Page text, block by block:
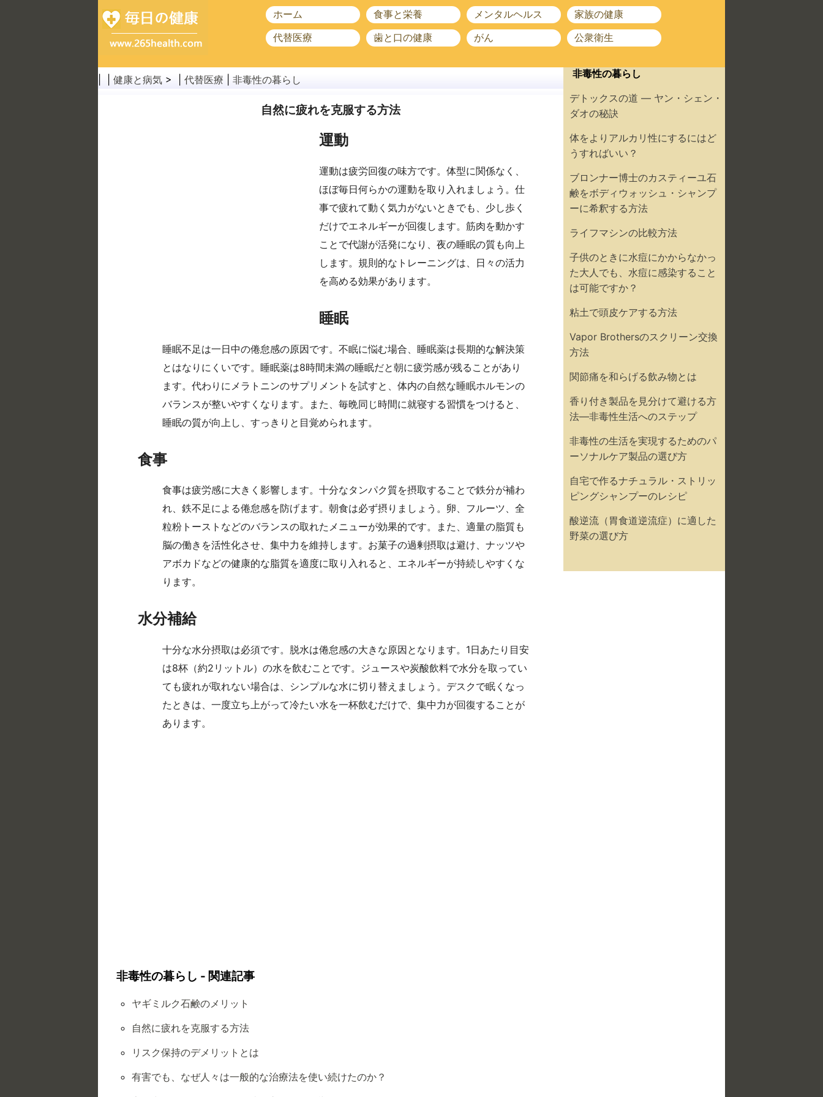
ホーム 食事と栄養 メンタルヘルス
家族の健康
代替医療
歯と口の健康 がん 公衆衛生
健康と病気 > | 代替医療 非毒性の暮らし
自然に疲れを克服する方法
運動
運動は疲労回復の味方です。体型に関係なく、
ほぼ毎日何らかの運動を取り入れましょう。仕
事で疲れて動く気力がないときでも、少し歩く
だけでエネルギーが回復します。筋肉を動かす
ことで代謝が活発になり、夜の睡眠の質も向上
します。規則的なトレーニングは、日々の活力
を高める効果があります。
睡眠
睡眠不足は一日中の倦怠感の原因です。不眠に悩む場合、睡眠薬は長期的な解決策
とはなりにくいです。睡眠薬は8時間未満の睡眠だと朝に疲労感が残ることがあり
ます。代わりにメラトニンのサプリメントを試すと、体内の自然な睡眠ホルモンの
バランスが整いやすくなります。また、毎晩同じ時間に就寝する習慣をつけると、
睡眠の質が向上し、すっきりと目覚められます。
食事
食事は疲労感に大きく影響します。十分なタンパク質を摂取することで鉄分が補わ
れ、鉄不足による倦怠感を防げます。朝食は必ず摂りましょう。卵、フルーツ、全
粒粉トーストなどのバランスの取れたメニューが効果的です。また、適量の脂質も
脳の働きを活性化させ、集中力を維持します。お菓子の過剰摂取は避け、ナッツや
アボカドなどの健康的な脂質を適度に取り入れると、エネルギーが持続しやすくな
ります。
水分補給
十分な水分摂取は必須です。脱水は倦怠感の大きな原因となります。1日あたり目安
は8杯（約2リットル）の水を飲むことです。ジュースや炭酸飲料で水分を取ってい
ても疲れが取れない場合は、シンプルな水に切り替えましょう。デスクで眠くなっ
たときは、一度立ち上がって冷たい水を一杯飲むだけで、集中力が回復することが
あります。
非毒性の暮らし - 関連記事
ヤギミルク石鹸のメリット
自然に疲れを克服する方法
リスク保持のデメリットとは
有害でも、なぜ人々は一般的な治療法を使い続けたのか？
非毒性の暮らし
デトックスの道 ― ヤン・シェン・
ダオの秘訣
体をよりアルカリ性にするにはど
うすればいい？
ブロンナー博士のカスティーユ石
鹸をボディウォッシュ・シャンプ
ーに希釈する方法
ライフマシンの比較方法
子供のときに水痘にかからなかっ
た大人でも、水痘に感染すること
は可能ですか？
粘土で頭皮ケアする方法
Vapor Brothersのスクリーン交換
方法
関節痛を和らげる飲み物とは
香り付き製品を見分けて避ける方
法—非毒性生活へのステップ
非毒性の生活を実現するためのパ
ーソナルケア製品の選び方
自宅で作るナチュラル・ストリッ
ピングシャンプーのレシピ
酸逆流（胃食道逆流症）に適した
野菜の選び方